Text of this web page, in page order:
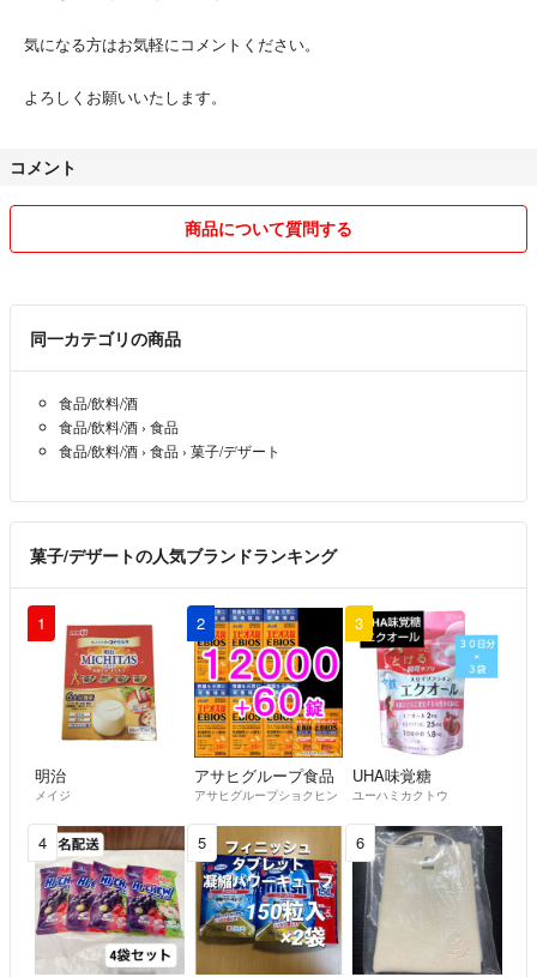
気になる方はお気軽にコメントください。
よろしくお願いいたします。
コメント
商品について質問する
同一カテゴリの商品
食品/飲料/酒
食品/飲料/酒 › 食品
食品/飲料/酒 › 食品 › 菓子/デザート
菓子/デザートの人気ブランドランキング
1
明治
メイジ
2
アサヒグループ食品
アサヒグループショクヒン
3
UHA味覚糖
ユーハミカクトウ
4 5 6